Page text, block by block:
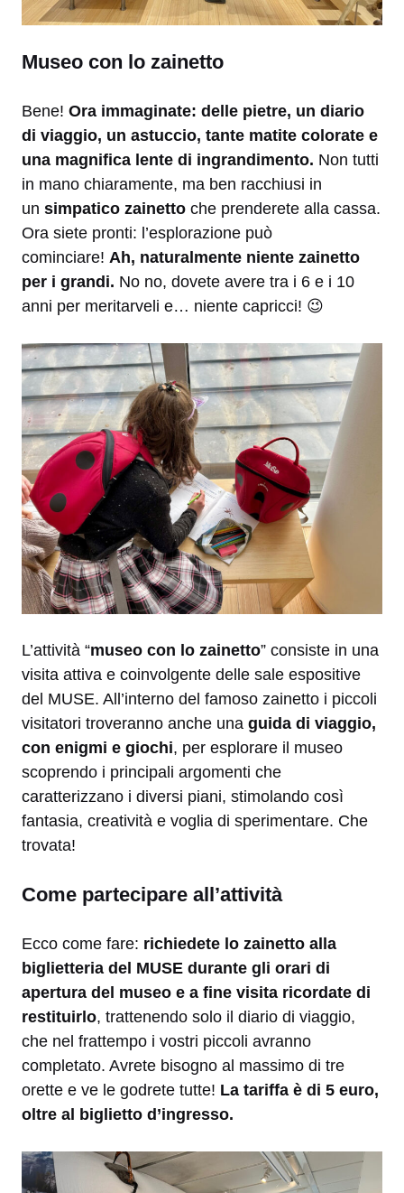
Museo con lo zainetto
Bene! Ora immaginate: delle pietre, un diario
di viaggio, un astuccio, tante matite colorate e
una magnifica lente di ingrandimento. Non tutti
in mano chiaramente, ma ben racchiusi in
un simpatico zainetto che prenderete alla cassa.
Ora siete pronti: l’esplorazione può
cominciare! Ah, naturalmente niente zainetto
per i grandi. No no, dovete avere tra i 6 e i 10
anni per meritarveli e… niente capricci! 😉
L’attività “museo con lo zainetto” consiste in una
visita attiva e coinvolgente delle sale espositive
del MUSE. All’interno del famoso zainetto i piccoli
visitatori troveranno anche una guida di viaggio,
con enigmi e giochi, per esplorare il museo
scoprendo i principali argomenti che
caratterizzano i diversi piani, stimolando così
fantasia, creatività e voglia di sperimentare. Che
trovata!
Come partecipare all’attività
Ecco come fare: richiedete lo zainetto alla
biglietteria del MUSE durante gli orari di
apertura del museo e a fine visita ricordate di
restituirlo, trattenendo solo il diario di viaggio,
che nel frattempo i vostri piccoli avranno
completato. Avrete bisogno al massimo di tre
orette e ve le godrete tutte! La tariffa è di 5 euro,
oltre al biglietto d’ingresso.